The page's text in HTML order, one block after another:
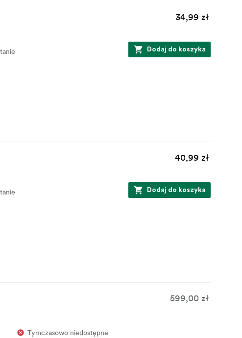
34,99 zł
Dodaj do koszyka
40,99 zł
Dodaj do koszyka
599,00 zł
Tymczasowo niedostępne